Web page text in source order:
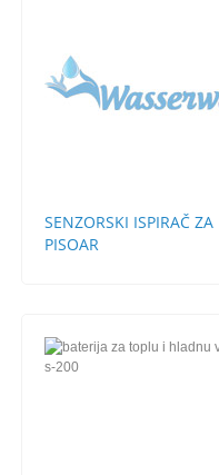
SENZORSKI ISPIRAČ ZA
PISOAR